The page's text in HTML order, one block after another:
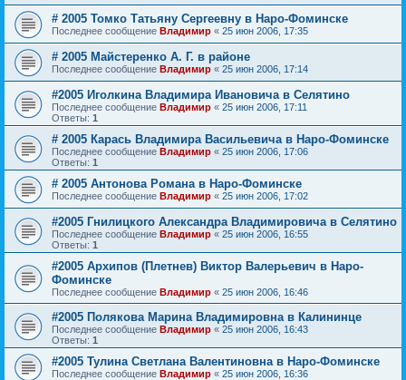
# 2005 Томко Татьяну Сергеевну в Наро-Фоминске
Последнее сообщение Владимир « 25 июн 2006, 17:35
# 2005 Майстеренко А. Г. в районе
Последнее сообщение Владимир « 25 июн 2006, 17:14
#2005 Иголкина Владимира Ивановича в Селятино
Последнее сообщение Владимир « 25 июн 2006, 17:11
Ответы: 1
# 2005 Карась Владимира Васильевича в Наро-Фоминске
Последнее сообщение Владимир « 25 июн 2006, 17:06
Ответы: 1
# 2005 Антонова Романа в Наро-Фоминске
Последнее сообщение Владимир « 25 июн 2006, 17:02
#2005 Гнилицкого Александра Владимировича в Селятино
Последнее сообщение Владимир « 25 июн 2006, 16:55
Ответы: 1
#2005 Архипов (Плетнев) Виктор Валерьевич в Наро-
Фоминске
Последнее сообщение Владимир « 25 июн 2006, 16:46
#2005 Полякова Марина Владимировна в Калининце
Последнее сообщение Владимир « 25 июн 2006, 16:43
Ответы: 1
#2005 Тулина Светлана Валентиновна в Наро-Фоминске
Последнее сообщение Владимир « 25 июн 2006, 16:36